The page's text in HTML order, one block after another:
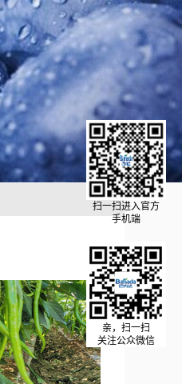
亲，扫一扫
关注公众微信
扫一扫进入官方
手机端